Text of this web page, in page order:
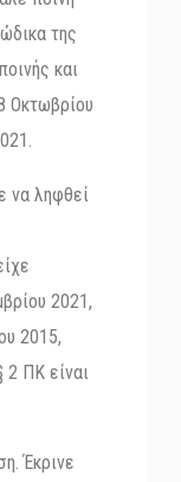
της
και
Οκτωβρίου
να ληφθεί
2021,
2015,
2 ΠΚ είναι
Έκρινε